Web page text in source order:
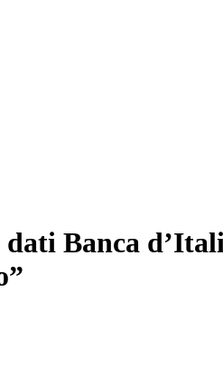
dati Banca